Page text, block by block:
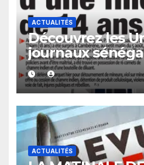
ACTUALITÉS
Découvrez les
journaux
vendredi 07
ACTUALITÉS